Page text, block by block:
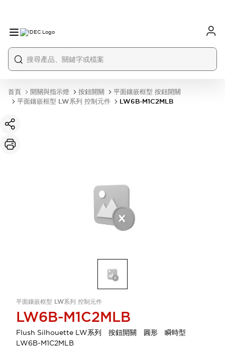
首頁 開關與指示燈 按鈕開關
平面鑲嵌框型 按鈕開關
平面鑲嵌框型 LW系列 控制元件
LW6B-M1C2MLB
平面鑲嵌框型 LW系列 控制元件
LW6B-M1C2MLB
Flush Silhouette LW系列 按鈕開關 圓形 瞬時型
LW6B-M1C2MLB